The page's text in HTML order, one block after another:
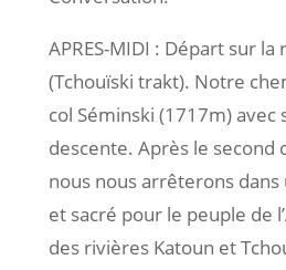
APRES-MIDI : Départ sur
(Tchouïski trakt). Notre
col Séminski (1717m) avec
descente. Après le second
nous nous arrêterons
et sacré pour le peuple de
des rivières Katoun et